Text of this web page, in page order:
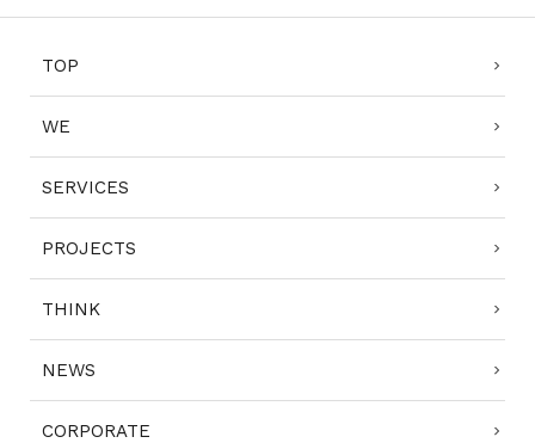
TOP
WE
SERVICES
PROJECTS
THINK
NEWS
CORPORATE